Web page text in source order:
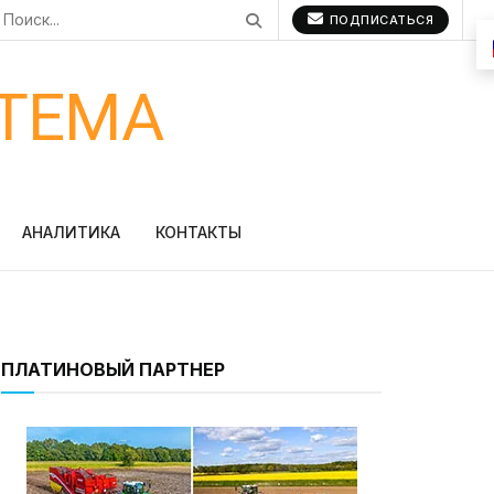
ПОДПИСАТЬСЯ
АНАЛИТИКА КОНТАКТЫ
ПЛАТИНОВЫЙ ПАРТНЕР